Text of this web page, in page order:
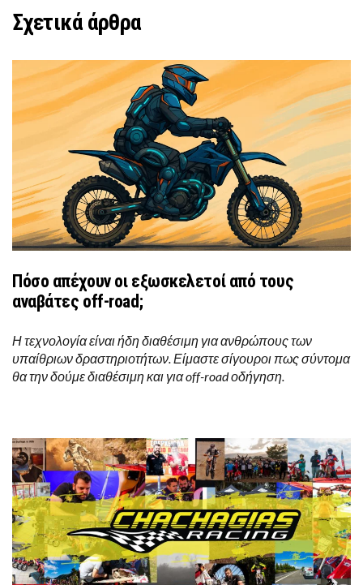
Σχετικά άρθρα
Πόσο απέχουν οι εξωσκελετοί από τους
αναβάτες off-road;
Η τεχνολογία είναι ήδη διαθέσιμη για ανθρώπους των
υπαίθριων δραστηριοτήτων. Είμαστε σίγουροι πως σύντομα
θα την δούμε διαθέσιμη και για off-road οδήγηση.